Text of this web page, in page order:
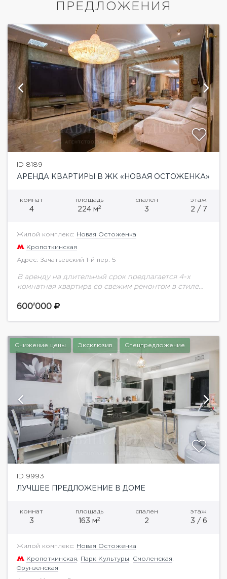
ПРЕДЛОЖЕНИЯ
ID 8189
АРЕНДА КВАРТИРЫ В ЖК «НОВАЯ ОСТОЖЕНКА»
комнат
4
площадь
224 м2
спален
3
этаж
2 / 7
Жилой комплекс: Новая Остоженка
Кропоткинская
Адрес: Зачатьевский 1-й пер. 5
В аренду на длительный срок предлагается 4-х
комнатная квартира со свежим ремонтом в стиле
натуральный оникс. Планировка квартиры:
600'000
Снижение цены Эксклюзив Спецпредложение
ID 9993
ЛУЧШЕЕ ПРЕДЛОЖЕНИЕ В ДОМЕ
комнат
3
площадь
163 м2
спален
2
этаж
3 / 6
Жилой комплекс: Новая Остоженка
Кропоткинская Парк Культуры Смоленская
Фрунзенская